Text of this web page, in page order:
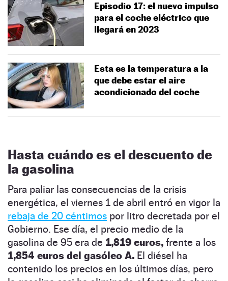
Episodio 17: el nuevo impulso
para el coche eléctrico que
llegará en 2023
Esta es la temperatura a la
que debe estar el aire
acondicionado del coche
Hasta cuándo es el descuento de
la gasolina
Para paliar las consecuencias de la crisis
energética, el viernes 1 de abril entró en vigor la
rebaja de 20 céntimos por litro decretada por el
Gobierno. Ese día, el precio medio de la
gasolina de 95 era de 1,819 euros, frente a los
1,854 euros del gasóleo A. El diésel ha
contenido los precios en los últimos días, pero